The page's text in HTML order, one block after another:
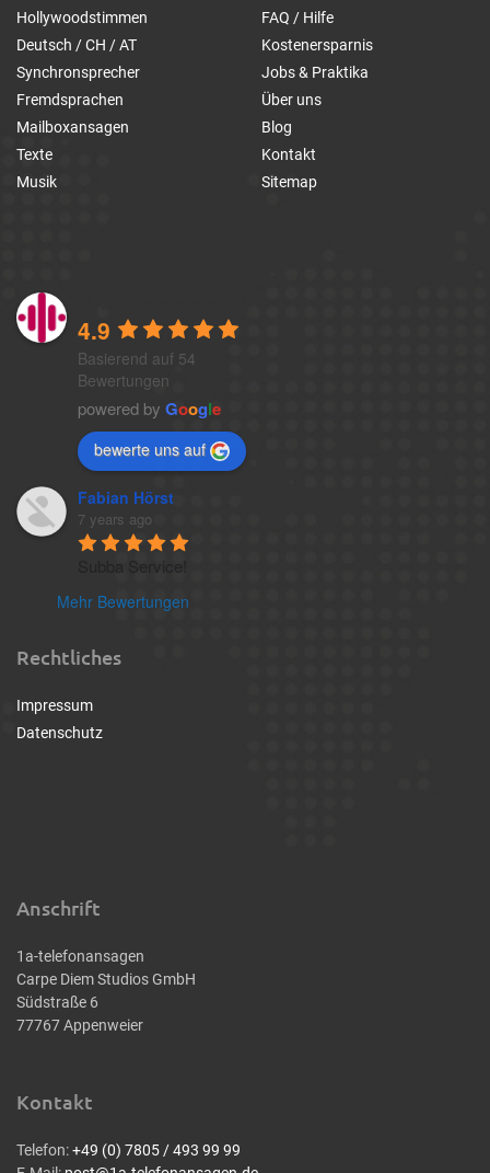
Hollywoodstimmen
Deutsch / CH / AT
Synchronsprecher
Fremdsprachen
Mailboxansagen
Texte
Musik
4.9
Basierend auf 54
Bewertungen
powered by Google
bewerte uns auf
Fabian Hörst
7 years ago
Mehr Bewertungen
FAQ / Hilfe
Kostenersparnis
Jobs & Praktika
Über uns
Blog
Kontakt
Sitemap
Rechtliches
Impressum
Datenschutz
Anschrift
1a-telefonansagen
Carpe Diem Studios GmbH
Südstraße 6
77767 Appenweier
Kontakt
Telefon:+49 (0) 7805 / 493 99 99